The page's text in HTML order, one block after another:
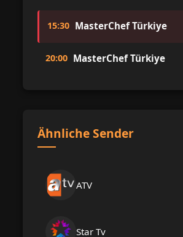
15:30 MasterChef Türkiye
20:00 MasterChef Türkiye
Ähnliche Sender
ATV
Star Tv